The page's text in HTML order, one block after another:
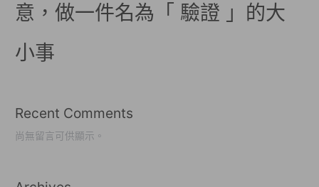
意，做一件名為「 驗證 」的大
小事
Recent Comments
尚無留言可供顯示。